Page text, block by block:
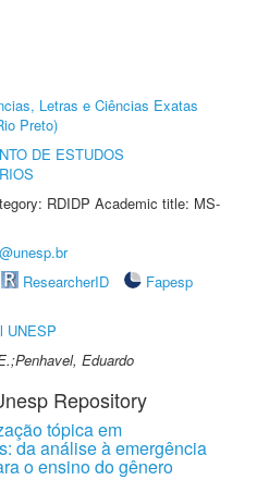
Letras e Ciências Exatas
Preto)
DE ESTUDOS
RDIDP Academic title: MS-
ResearcherID
Fapesp
UNESP
Eduardo
Repository
tópica em
da análise à emergência
o ensino do gênero